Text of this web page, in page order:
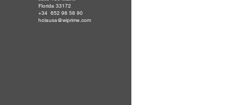
Florida 33172
+34 652 98 58 90
holausa@wiprime.com